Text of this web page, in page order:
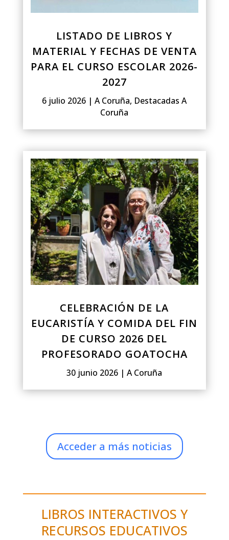
LISTADO DE LIBROS Y
MATERIAL Y FECHAS DE VENTA
PARA EL CURSO ESCOLAR 2026-
2027
6 julio 2026 |A Coruña, Destacadas A
Coruña
CELEBRACIÓN DE LA
EUCARISTÍA Y COMIDA DEL FIN
DE CURSO 2026 DEL
PROFESORADO GOATOCHA
30 junio 2026 |A Coruña
Acceder a más noticias
LIBROS INTERACTIVOS Y
RECURSOS EDUCATIVOS